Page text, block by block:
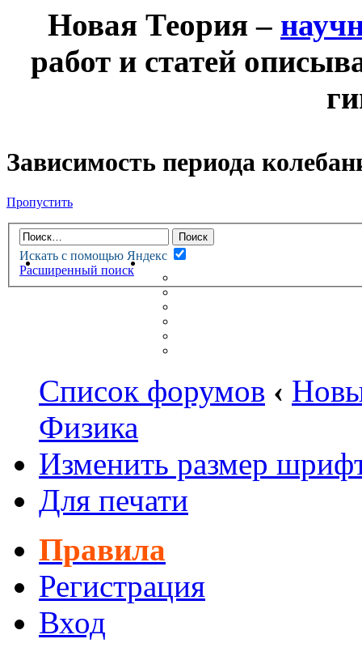
Новая Теория –
работ и статей
Зависимость периода
Пропустить
Искать с помощью Яндекс
Расширенный поиск
НОВАЯ ТЕОРИЯФОРУМ
НЕПРОЧИТАННЫЕ
Список форумов ‹
Физика
Изменить размер
Для печати
Правила
Регистрация
Вход